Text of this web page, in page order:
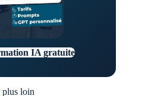
IA gratuite
plus loin